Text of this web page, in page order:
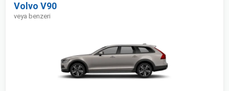
Volvo V90
veya benzeri